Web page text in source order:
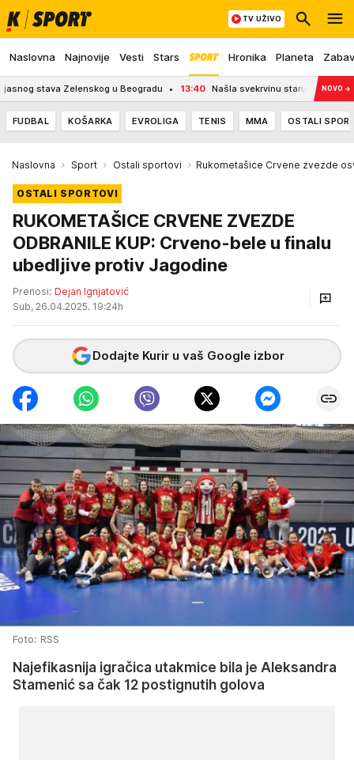
Naslovna Najnovije Vesti Stars Hronika Planeta
TV UŽIVO
Zelenskog u Beogradu 13:40 Našla svekrvinu staru fotografiju, a onda
NOVO →
FUDBAL KOŠARKA EVROLIGA TENIS MMA OSTALI
Naslovna Sport Ostali sportovi Rukometašice Crvene zvezde
OSTALI SPORTOVI
RUKOMETAŠICE CRVENE ZVEZDE
ODBRANILE KUP: Crveno-bele u finalu
ubedljive protiv Jagodine
Prenosi: Dejan Ignjatović
Sub, 26.04.2025. 19:24h
Dodajte Kurir u vaš Google izbor
Foto: RSS
Najefikasnija igračica utakmice bila je Aleksandra
Stamenić sa čak 12 postignutih golova